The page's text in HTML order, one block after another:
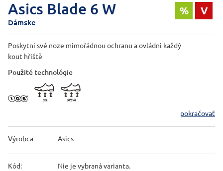
Asics Blade 6 W % V
Dámske
Poskytni své noze mimořádnou ochranu a ovládni každý
kout hřiště
Použité technológie
pokračovať
Výrobca Asics
Kód: Nie je vybraná varianta.